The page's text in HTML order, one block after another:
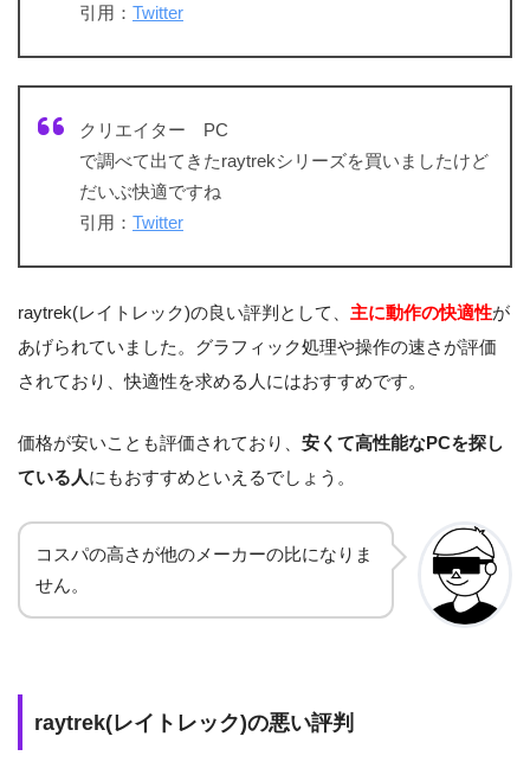
引用： Twitter
クリエイター PC
で調べて出てきたraytrekシリーズを買いましたけど
だいぶ快適ですね
引用： Twitter
raytrek(レイトレック)の良い評判として、 主に動作の快適性が
あげられていました。グラフィック処理や操作の速さが評価
されており、快適性を求める人にはおすすめです。
価格が安いことも評価されており、 安くて高性能なPCを探し
ている人にもおすすめといえるでしょう。
コスパの高さが他のメーカーの比になりま
せん。
raytrek(レイトレック)の悪い評判